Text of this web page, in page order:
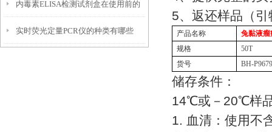
高方法
内毒素ELISA检测试剂盒在使用前的
准备工作
实时荧光定量PCR仪的种类有哪些
5、返还样品（引
产品名称
兔黏液瘤
规格
50T
货号
BH-
储存条件：
14℃或－ 20℃样
1. 血清：使用不